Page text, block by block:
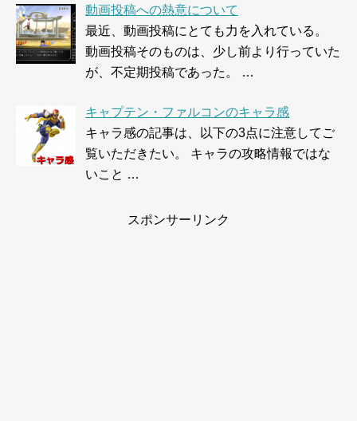
動画投稿への熱意について
最近、動画投稿にとても力を入れている。
動画投稿そのものは、少し前より行っていた
が、不定期投稿であった。 …
キャプテン・ファルコンのキャラ感
キャラ感の記事は、以下の3点に注意してご
覧いただきたい。 キャラの攻略情報ではな
いこと …
スポンサーリンク